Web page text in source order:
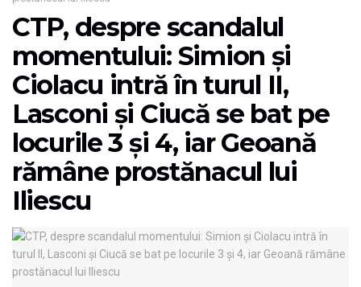
CTP, despre scandalul
momentului: Simion și
Ciolacu intră în turul II,
Lasconi și Ciucă se bat pe
locurile 3 și 4, iar Geoană
rămâne prostănacul lui
Iliescu